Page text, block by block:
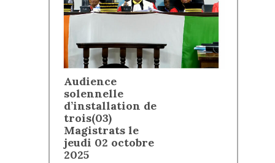
Audience
solennelle
d’installation de
trois(03)
Magistrats le
jeudi 02 octobre
2025